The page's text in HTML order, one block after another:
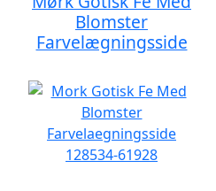
Blomster
Farvelægningsside